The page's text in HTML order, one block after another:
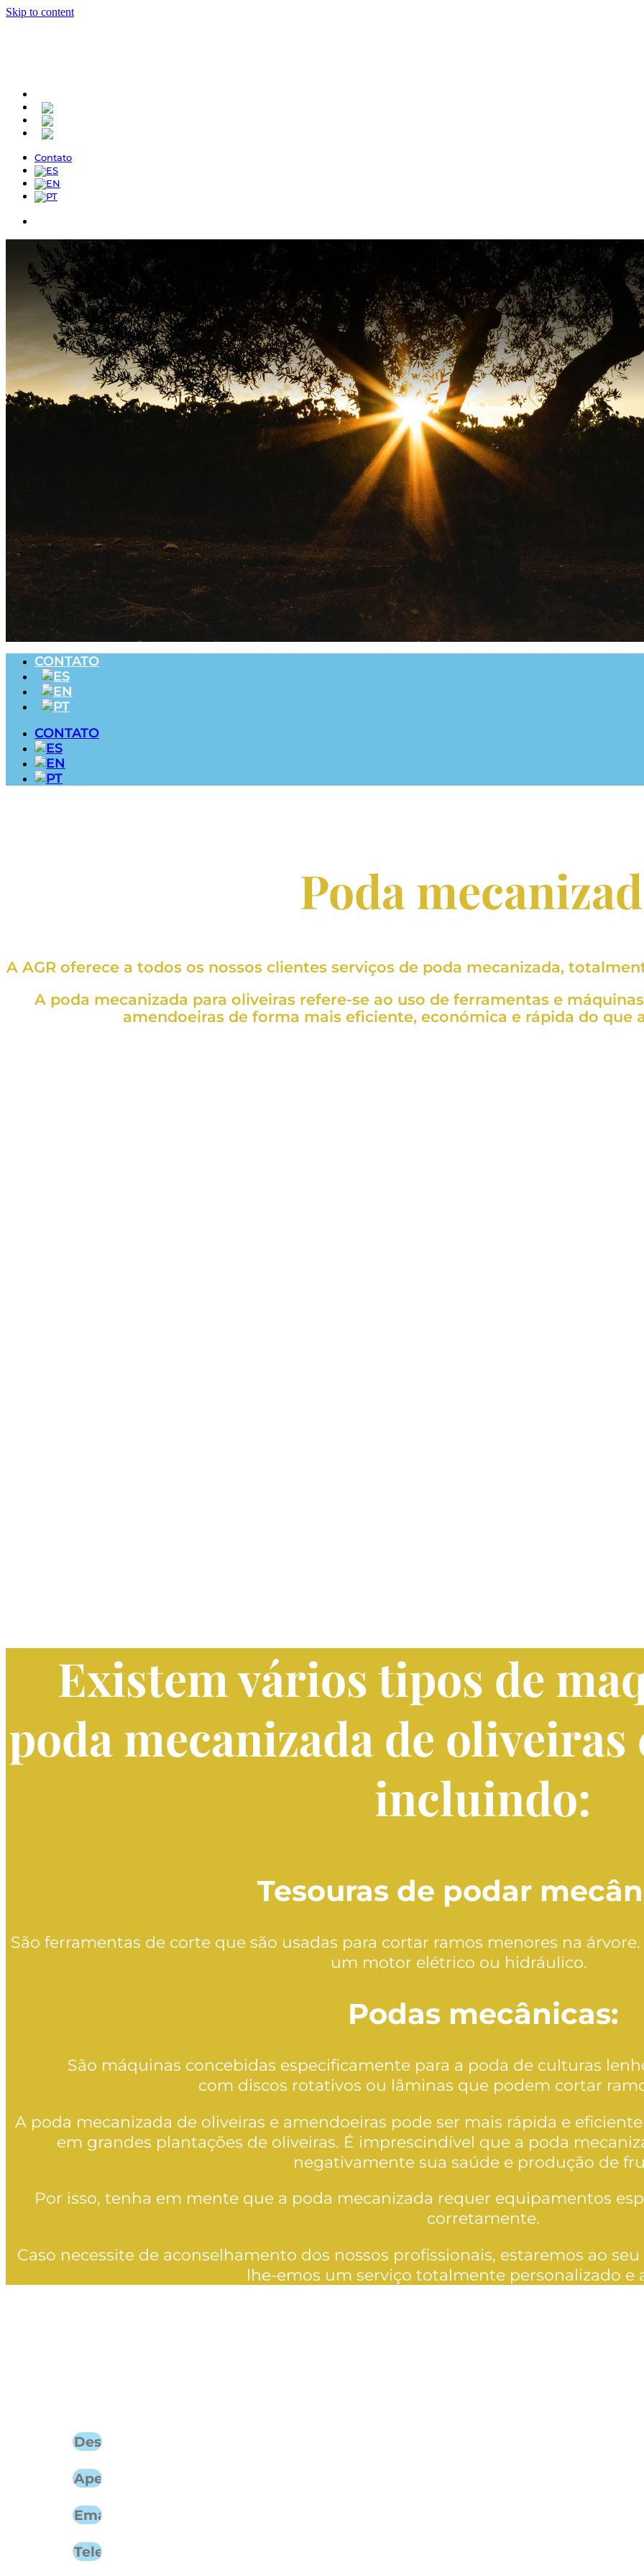
Skip to content
Contato
CONTATO
CONTATO
Poda
A AGR oferece a todos os nossos clientes serviços de poda mecanizada,
A poda mecanizada para oliveiras refere-se ao uso de ferramentas e
amendoeiras de forma mais eficiente, económica e rápida do que
Existem vários tipos de
poda mecanizada de oliveiras
incluindo:
Tesouras de podar
São ferramentas de corte que são usadas para cortar ramos menores na
um motor elétrico ou hidráulico.
Podas mecânicas:
São máquinas concebidas especificamente para a poda de culturas
com discos rotativos ou lâminas que podem cortar
A poda mecanizada de oliveiras e amendoeiras pode ser mais rápida e
em grandes plantações de oliveiras. É imprescindível que a poda
negativamente sua saúde e produção de
Por isso, tenha em mente que a poda mecanizada requer equipamentos
corretamente.
Caso necessite de aconselhamento dos nossos profissionais, estaremos ao
lhe-emos um serviço totalmente personalizado e